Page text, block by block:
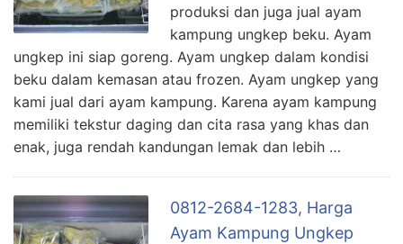
produksi dan juga jual ayam
kampung ungkep beku. Ayam
ungkep ini siap goreng. Ayam ungkep dalam kondisi
beku dalam kemasan atau frozen. Ayam ungkep yang
kami jual dari ayam kampung. Karena ayam kampung
memiliki tekstur daging dan cita rasa yang khas dan
enak, juga rendah kandungan lemak dan lebih …
0812-2684-1283, Harga
Ayam Kampung Ungkep